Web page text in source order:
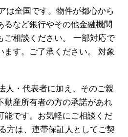
は全国です。物件が都心から
るなど銀行やその他金融機関
ご相談ください。 一部対応で
ます。ご了承ください。 対象
人・代表者に加え、そのご親
動産所有者の方の承諾があれ
能です。お気軽にご相談くだ
方は、連帯保証人としてご契